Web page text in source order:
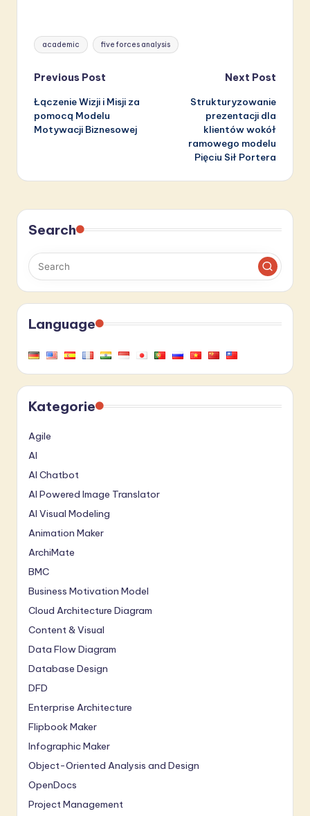
Tags:
academic five forces analysis
Post
navigation
Previous Post
Łączenie Wizji i Misji za
pomocą Modelu
Motywacji Biznesowej
Next Post
Strukturyzowanie
prezentacji dla
klientów wokół
ramowego modelu
Pięciu Sił Portera
Search
Language
Kategorie
Agile
AI
AI Chatbot
AI Powered Image Translator
AI Visual Modeling
Animation Maker
ArchiMate
BMC
Business Motivation Model
Cloud Architecture Diagram
Content & Visual
Data Flow Diagram
Database Design
DFD
Enterprise Architecture
Flipbook Maker
Infographic Maker
Object-Oriented Analysis and Design
OpenDocs
Project Management